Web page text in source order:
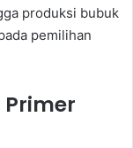
produksi bubuk
pemilihan
Primer